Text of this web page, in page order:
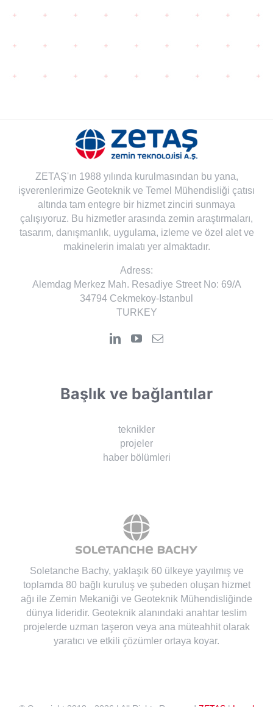
ZETAŞ'ın 1988 yılında kurulmasından bu yana,
işverenlerimize Geoteknik ve Temel Mühendisliği çatısı
altında tam entegre bir hizmet zinciri sunmaya
çalışıyoruz. Bu hizmetler arasında zemin araştırmaları,
tasarım, danışmanlık, uygulama, izleme ve özel alet ve
makinelerin imalatı yer almaktadır.
Adress:
Alemdag Merkez Mah. Resadiye Street No: 69/A
34794 Cekmekoy-Istanbul
TURKEY
Başlık ve bağlantılar
teknikler
projeler
haber bölümleri
Soletanche Bachy, yaklaşık 60 ülkeye yayılmış ve
toplamda 80 bağlı kuruluş ve şubeden oluşan hizmet
ağı ile Zemin Mekaniği ve Geoteknik Mühendisliğinde
dünya lideridir. Geoteknik alanındaki anahtar teslim
projelerde uzman taşeron veya ana müteahhit olarak
yaratıcı ve etkili çözümler ortaya koyar.